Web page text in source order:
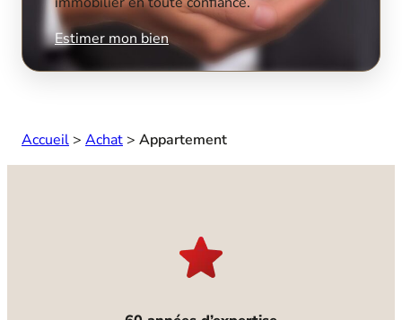
Estimer mon bien
Accueil > Achat > Appartement